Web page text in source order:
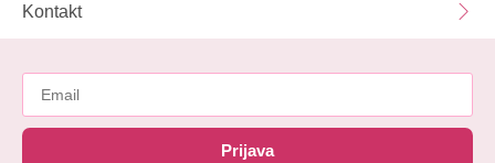
Kontakt
Prijava